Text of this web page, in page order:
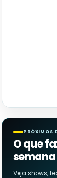
PRÓXIMOS
O que
semana
Veja shows,